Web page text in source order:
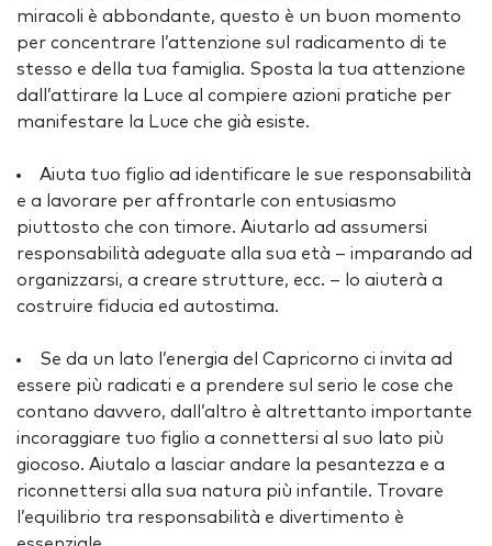
miracoli è abbondante, questo è un buon momento
per concentrare l’attenzione sul radicamento di te
stesso e della tua famiglia. Sposta la tua attenzione
dall’attirare la Luce al compiere azioni pratiche per
manifestare la Luce che già esiste.
Aiuta tuo figlio ad identificare le sue responsabilità
e a lavorare per affrontarle con entusiasmo
piuttosto che con timore. Aiutarlo ad assumersi
responsabilità adeguate alla sua età – imparando ad
organizzarsi, a creare strutture, ecc. – lo aiuterà a
costruire fiducia ed autostima.
Se da un lato l’energia del Capricorno ci invita ad
essere più radicati e a prendere sul serio le cose che
contano davvero, dall’altro è altrettanto importante
incoraggiare tuo figlio a connettersi al suo lato più
giocoso. Aiutalo a lasciar andare la pesantezza e a
riconnettersi alla sua natura più infantile. Trovare
l’equilibrio tra responsabilità e divertimento è